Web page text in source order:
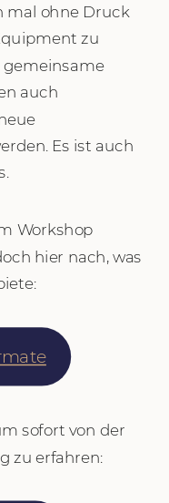
mal ohne Druck
zu
auch
Es ist auch
Workshop
hier nach, was
sofort von der
zu erfahren: